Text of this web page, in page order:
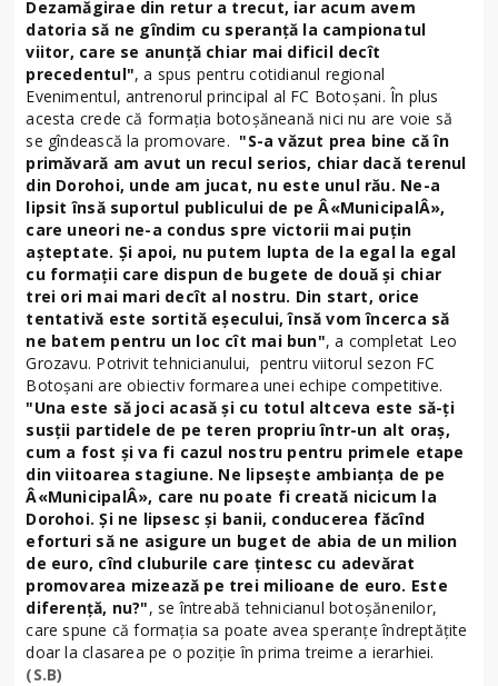
Dezamăgirae din retur a trecut, iar acum avem
datoria să ne gîndim cu speranţă la campionatul
viitor, care se anunţă chiar mai dificil decît
precedentul", a spus pentru cotidianul regional
Evenimentul, antrenorul principal al FC Botoşani. În plus
acesta crede că formaţia botoşăneană nici nu are voie să
se gîndească la promovare. "S-a văzut prea bine că în
primăvară am avut un recul serios, chiar dacă terenul
din Dorohoi, unde am jucat, nu este unul rău. Ne-a
lipsit însă suportul publicului de pe Â«MunicipalÂ»,
care uneori ne-a condus spre victorii mai puţin
aşteptate. Şi apoi, nu putem lupta de la egal la egal
cu formaţii care dispun de bugete de două şi chiar
trei ori mai mari decît al nostru. Din start, orice
tentativă este sortită eşecului, însă vom încerca să
ne batem pentru un loc cît mai bun", a completat Leo
Grozavu. Potrivit tehnicianului, pentru viitorul sezon FC
Botoşani are obiectiv formarea unei echipe competitive.
"Una este să joci acasă şi cu totul altceva este să-ţi
susţii partidele de pe teren propriu într-un alt oraş,
cum a fost şi va fi cazul nostru pentru primele etape
din viitoarea stagiune. Ne lipseşte ambianţa de pe
Â«MunicipalÂ», care nu poate fi creată nicicum la
Dorohoi. Şi ne lipsesc şi banii, conducerea făcînd
eforturi să ne asigure un buget de abia de un milion
de euro, cînd cluburile care ţintesc cu adevărat
promovarea mizează pe trei milioane de euro. Este
diferenţă, nu?", se întreabă tehnicianul botoşănenilor,
care spune că formaţia sa poate avea speranţe îndreptăţite
doar la clasarea pe o poziţie în prima treime a ierarhiei.
(S.B)